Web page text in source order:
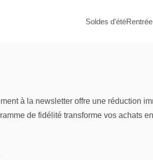
Soldes d'été
à la newsletter offre une réduction
de fidélité transforme vos achats